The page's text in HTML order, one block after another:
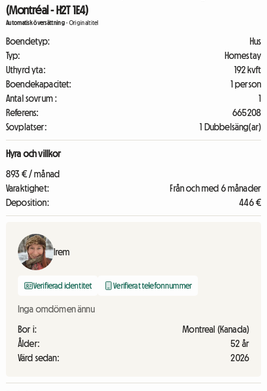
(Montréal - H2T 1E4)
Automatisk översättning-Originaltitel
Boendetyp:
Hus
Typ:
Homestay
Uthyrd yta:
192 kvft
Boendekapacitet:
1 person
Antal sovrum :
1
Referens:
665208
Sovplatser:
1 Dubbelsäng(ar)
Hyra och villkor
893 € / månad
Varaktighet:
Från och med 6 månader
Deposition:
446 €
Irem
Verifierad identitet Verifierat telefonnummer
Inga omdömen ännu
Bor i:
Montreal (Kanada)
Ålder:
52 år
Värd sedan:
2026